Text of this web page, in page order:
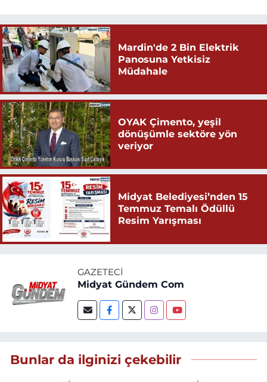
Mardin'de 2 Bin Elektrik
Panosuna Yetkisiz
Müdahale
OYAK Çimento, yeşil
dönüşümle sektöre yön
veriyor
Midyat Belediyesi’nden 15
Temmuz Temalı Ödüllü
Resim Yarışması
GAZETECI
Midyat Gündem Com
Bunlar da ilginizi çekebilir